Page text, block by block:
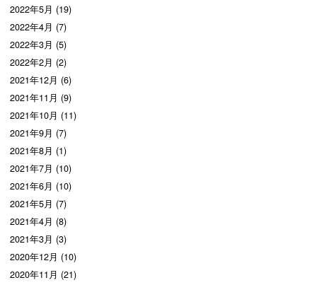
2022年5月 (19)
2022年4月 (7)
2022年3月 (5)
2022年2月 (2)
2021年12月 (6)
2021年11月 (9)
2021年10月 (11)
2021年9月 (7)
2021年8月 (1)
2021年7月 (10)
2021年6月 (10)
2021年5月 (7)
2021年4月 (8)
2021年3月 (3)
2020年12月 (10)
2020年11月 (21)